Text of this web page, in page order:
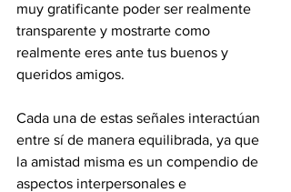
muy gratificante poder ser realmente
transparente y mostrarte como
realmente eres ante tus buenos y
queridos amigos.
Cada una de estas señales interactúan
entre sí de manera equilibrada, ya que
la amistad misma es un compendio de
aspectos interpersonales e